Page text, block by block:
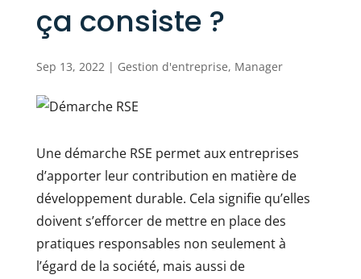
ça consiste ?
Sep 13, 2022| Gestion d'entreprise, Manager
Une démarche RSE permet aux entreprises
d’apporter leur contribution en matière de
développement durable. Cela signifie qu’elles
doivent s’efforcer de mettre en place des
pratiques responsables non seulement à
l’égard de la société, mais aussi de